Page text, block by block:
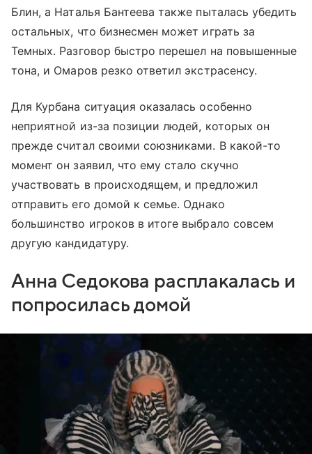
Блин, а Наталья Бантеева также пыталась убедить
остальных, что бизнесмен может играть за
Темных. Разговор быстро перешел на повышенные
тона, и Омаров резко ответил экстрасенсу.
Для Курбана ситуация оказалась особенно
неприятной из-за позиции людей, которых он
прежде считал своими союзниками. В какой-то
момент он заявил, что ему стало скучно
участвовать в происходящем, и предложил
отправить его домой к семье. Однако
большинство игроков в итоге выбрало совсем
другую кандидатуру.
Анна Седокова расплакалась и
попросилась домой